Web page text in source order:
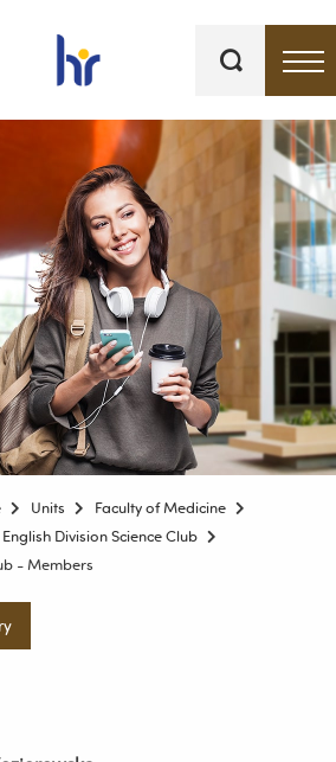
Units
Faculty of Medicine
English Division Science Club
- Members